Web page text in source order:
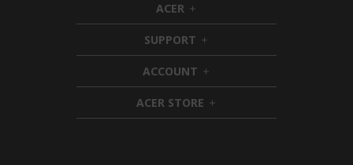
ACER h
i
d
d
e
n
SUPPORT h
i
d
e
n
ACCOUNT h
i
d
d
ACER STORE h
i